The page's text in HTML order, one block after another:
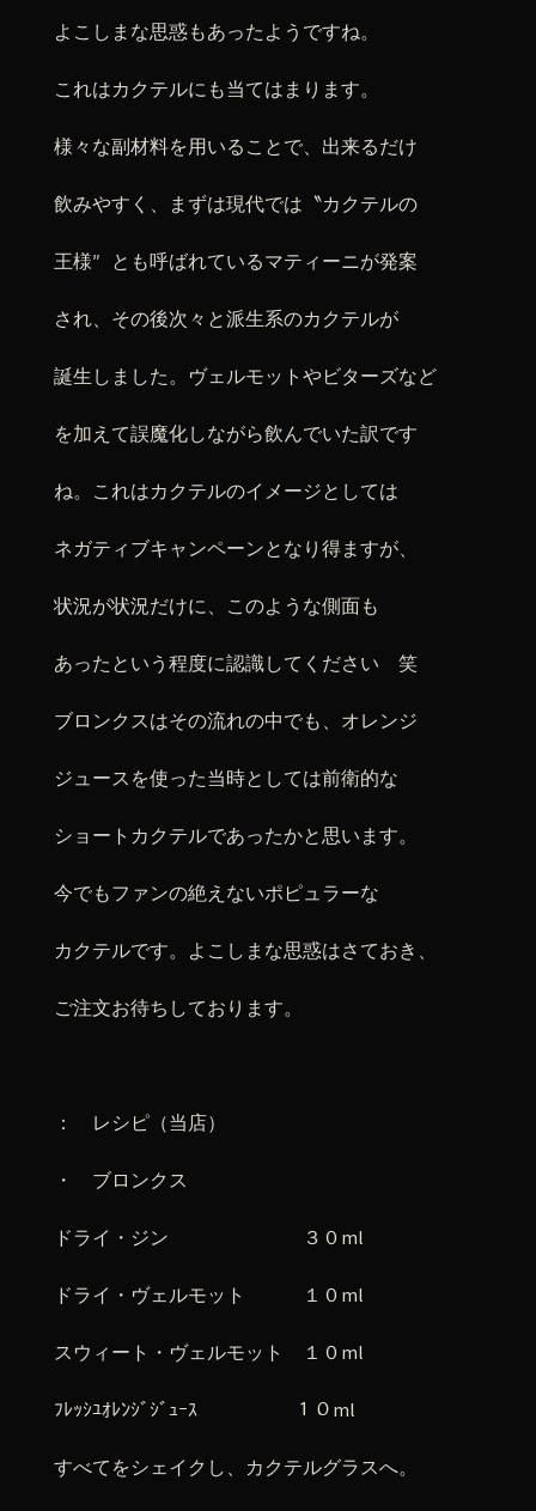
よこしまな思惑もあったようですね。
これはカクテルにも当てはまります。
様々な副材料を用いることで、出来るだけ
飲みやすく、まずは現代では〝カクテルの
王様″ とも呼ばれているマティーニが発案
され、その後次々と派生系のカクテルが
誕生しました。ヴェルモットやビターズなど
を加えて誤魔化しながら飲んでいた訳です
ね。これはカクテルのイメージとしては
ネガティブキャンペーンとなり得ますが、
状況が状況だけに、このような側面も
あったという程度に認識してください 笑
ブロンクスはその流れの中でも、オレンジ
ジュースを使った当時としては前衛的な
ショートカクテルであったかと思います。
今でもファンの絶えないポピュラーな
カクテルです。よこしまな思惑はさておき、
ご注文お待ちしております。
： レシピ（当店）
・ ブロンクス
ドライ・ジン ３０ml
ドライ・ヴェルモット １０ml
スウィート・ヴェルモット １０ml
ﾌﾚｯｼﾕｵﾚﾝｼﾞｼﾞｭｰｽ １０ml
すべてをシェイクし、カクテルグラスへ。